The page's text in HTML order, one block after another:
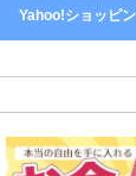
Yahoo!ショッピ